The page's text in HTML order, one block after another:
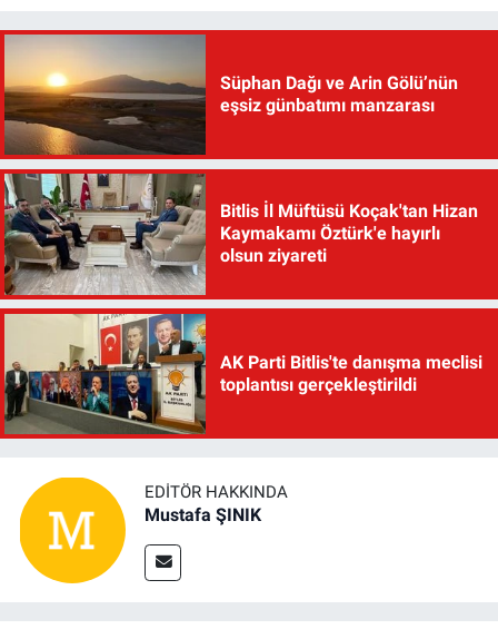
Süphan Dağı ve Arin Gölü’nün
eşsiz günbatımı manzarası
Bitlis İl Müftüsü Koçak'tan Hizan
Kaymakamı Öztürk'e hayırlı
olsun ziyareti
AK Parti Bitlis'te danışma meclisi
toplantısı gerçekleştirildi
EDITÖR HAKKINDA
Mustafa ŞINIK